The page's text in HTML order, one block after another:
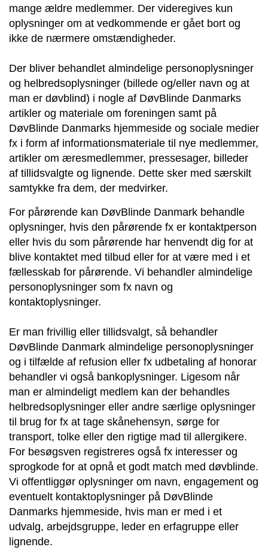
mange ældre medlemmer. Der videregives kun
oplysninger om at vedkommende er gået bort og
ikke de nærmere omstændigheder.
Der bliver behandlet almindelige personoplysninger
og helbredsoplysninger (billede og/eller navn og at
man er døvblind) i nogle af DøvBlinde Danmarks
artikler og materiale om foreningen samt på
DøvBlinde Danmarks hjemmeside og sociale medier
fx i form af informationsmateriale til nye medlemmer,
artikler om æresmedlemmer, pressesager, billeder
af tillidsvalgte og lignende. Dette sker med særskilt
samtykke fra dem, der medvirker.
For pårørende kan DøvBlinde Danmark behandle
oplysninger, hvis den pårørende fx er kontaktperson
eller hvis du som pårørende har henvendt dig for at
blive kontaktet med tilbud eller for at være med i et
fællesskab for pårørende. Vi behandler almindelige
personoplysninger som fx navn og
kontaktoplysninger.
Er man frivillig eller tillidsvalgt, så behandler
DøvBlinde Danmark almindelige personoplysninger
og i tilfælde af refusion eller fx udbetaling af honorar
behandler vi også bankoplysninger. Ligesom når
man er almindeligt medlem kan der behandles
helbredsoplysninger eller andre særlige oplysninger
til brug for fx at tage skånehensyn, sørge for
transport, tolke eller den rigtige mad til allergikere.
For besøgsven registreres også fx interesser og
sprogkode for at opnå et godt match med døvblinde.
Vi offentliggør oplysninger om navn, engagement og
eventuelt kontaktoplysninger på DøvBlinde
Danmarks hjemmeside, hvis man er med i et
udvalg, arbejdsgruppe, leder en erfagruppe eller
lignende.